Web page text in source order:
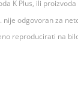
K Plus, ili
odgovoran za
reproducirati na